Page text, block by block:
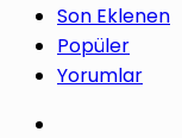
Son Eklenen
Popüler
Yorumlar